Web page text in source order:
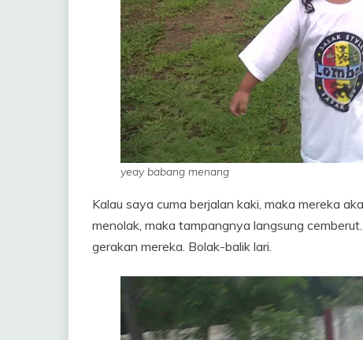
yeay babang menang
Kalau saya cuma berjalan kaki, maka mereka
menolak, maka tampangnya langsung
gerakan mereka. Bolak-balik lari.